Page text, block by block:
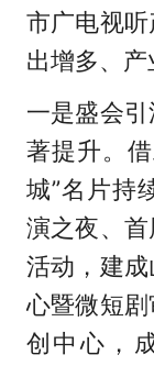
市广电视
出增多、产
一是盛会
著提升。
城”名片持
演之夜、
活动，建
心暨微短
创中心，